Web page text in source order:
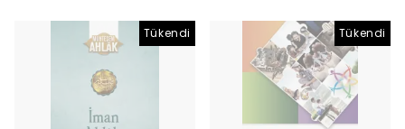
Tükendi Tükendi